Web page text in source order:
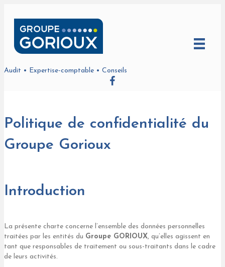
Audit • Expertise-comptable • Conseils
Politique de confidentialité du
Groupe Gorioux
Introduction
La présente charte concerne l’ensemble des données personnelles
traitées par les entités du Groupe GORIOUX, qu’elles agissent en
tant que responsables de traitement ou sous-traitants dans le cadre
de leurs activités.